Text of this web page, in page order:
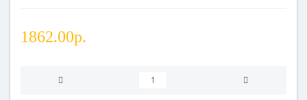
1862.00р.